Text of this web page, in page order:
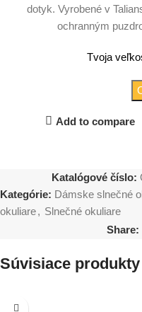
dotyk. Vyrobené v
ochranným
Tvoja
Add to compare
Katalógové číslo:
Kategórie: Dámske slnečné
okuliare, Slnečné okuliare
Share:
Súvisiace produkty